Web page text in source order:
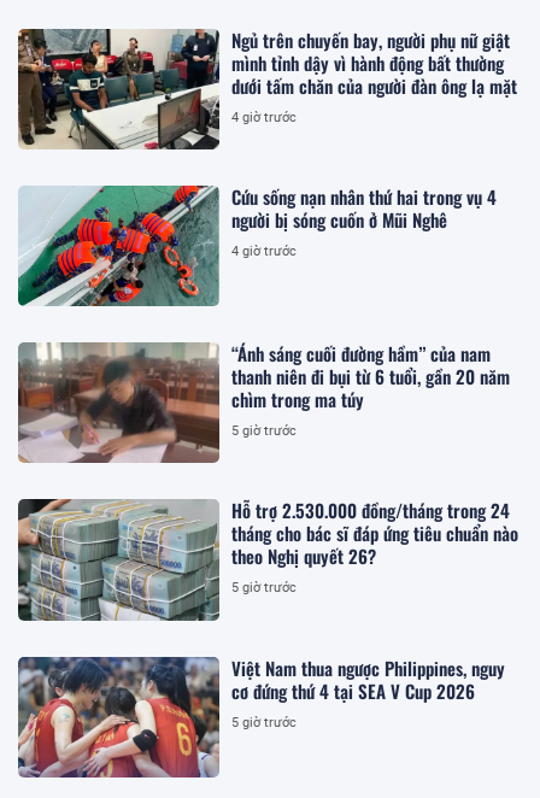
Ngủ trên chuyến bay, người phụ nữ giật
mình tỉnh dậy vì hành động bất thường
dưới tấm chăn của người đàn ông lạ mặt
4 giờ trước
Cứu sống nạn nhân thứ hai trong vụ 4
người bị sóng cuốn ở Mũi Nghê
4 giờ trước
“Ánh sáng cuối đường hầm” của nam
thanh niên đi bụi từ 6 tuổi, gần 20 năm
chìm trong ma túy
5 giờ trước
Hỗ trợ 2.530.000 đồng/tháng trong 24
tháng cho bác sĩ đáp ứng tiêu chuẩn nào
theo Nghị quyết 26?
5 giờ trước
Việt Nam thua ngược Philippines, nguy
cơ đứng thứ 4 tại SEA V Cup 2026
5 giờ trước